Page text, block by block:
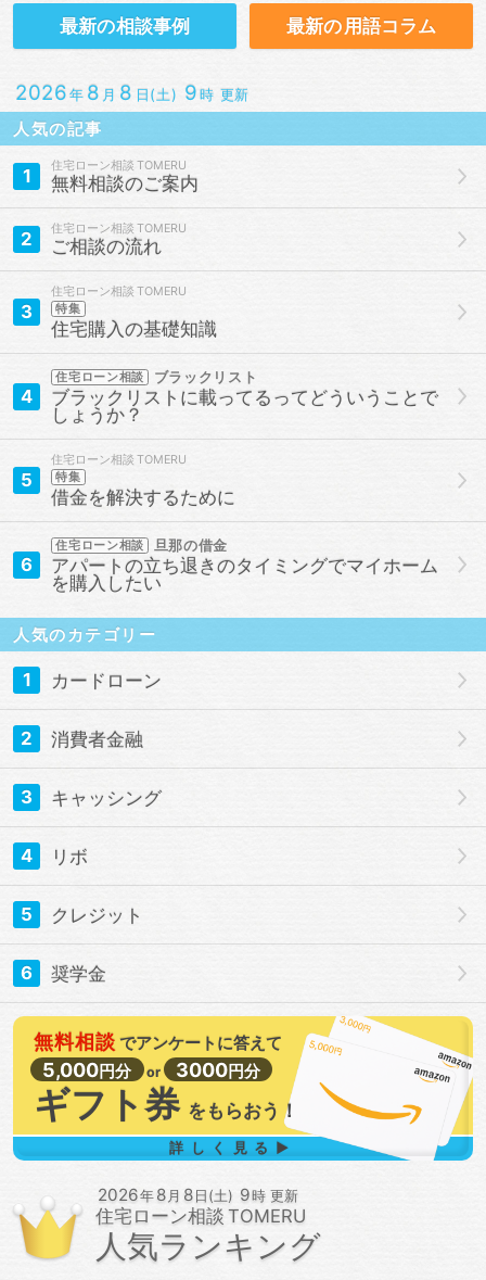
最新の相談事例 最新の用語コラム
2026 年 8 月 8 日(土) 9 時 更新
人気の記事
1 住宅ローン相談
無料相談のご案内
2 住宅ローン相談
ご相談の流れ
3
住宅ローン相談
特集
住宅購入の基礎知識
4
住宅ローン相談 ブラックリスト
ブラックリストに載ってるってどういうことで
しょうか？
5
住宅ローン相談
特集
借金を解決するために
6
住宅ローン相談 旦那の借金
アパートの立ち退きのタイミングでマイホーム
を購入したい
人気のカテゴリー
1 カードローン
2 消費者金融
3 キャッシング
4 リボ
5 クレジット
6 奨学金
無料相談 でアンケートに答えて
5,000円分 or 3000円分
ギフト券 を もらおう！
詳しく見る▶
2026年8 月 8 日(土) 9時 更新
住宅ローン相談
人気ランキング